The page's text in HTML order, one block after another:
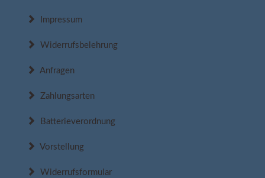
Impressum
Widerrufsbelehrung
Anfragen
Zahlungsarten
Batterieverordnung
Vorstellung
Widerrufsformular